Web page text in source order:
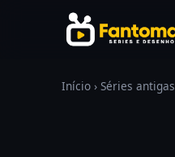
Pular para o conteúdo
Início › Séries antigas